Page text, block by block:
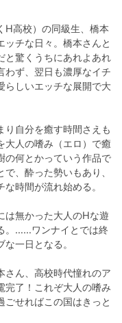
H高校）の同級生、橋本
ッチな日々。橋本さんと
と驚くうちにあれよあれ
わず、翌日も濃厚なイチ
らしいエッチな展開で大
り自分を癒す時間さえも
大人の嗜み（エロ）で癒
の何とかっていう作品で
、酔った勢いもあり、
時間が流れ始める。
は無かった大人のHな遊
。……ワンナイとでは終
一日となる。
さん、高校時代憧れのア
完了！これぞ大人の嗜み
せればこの国はきっと